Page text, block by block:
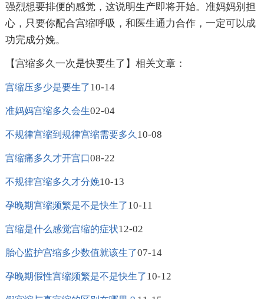
强烈想要排便的感觉，这说明生产即将开始。准妈妈别担
心，只要你配合宫缩呼吸，和医生通力合作，一定可以成
功完成分娩。
【宫缩多久一次是快要生了】相关文章：
宫缩压多少是要生了10-14
准妈妈宫缩多久会生02-04
不规律宫缩到规律宫缩需要多久 10-08
宫缩痛多久才开宫口08-22
不规律宫缩多久才分娩10-13
孕晚期宫缩频繁是不是快生了10-11
宫缩是什么感觉宫缩的症状12-02
胎心监护宫缩多少数值就该生了07-14
孕晚期假性宫缩频繁是不是快生了10-12